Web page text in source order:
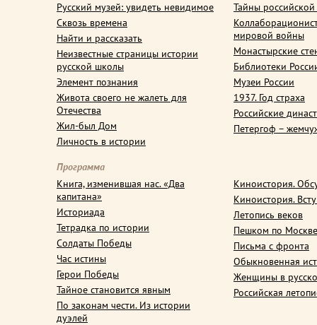
Русский музей: увидеть невидимое
Сквозь времена
Найти и рассказать
Неизвестные страницы истории
русской школы
Элемент познания
Живота своего не жалеть для
Отечества
Жил-был Дом
Личность в истории
Тайны
мировой войны
Монастырские
Библиотеки
Музеи России
1937. Год страха
Российские
Петергоф –
Программа
Книга, изменившая нас. «Два
капитана»
Историада
Тетрадка по истории
Солдаты Победы
Час истины
Герои Победы
Тайное становится явным
По законам чести. Из истории
дуэлей
Киноистория.
Киноистория.
Летопись веков
Пешком по Москве
Письма с фронта
Обыкновенная
Женщины в
Российская